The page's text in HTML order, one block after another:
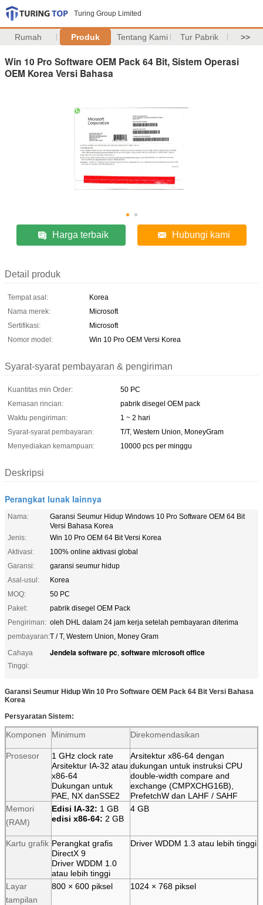
Turing Group Limited
Rumah Produk Tentang Kami Tur Pabrik >>
Win 10 Pro Software OEM Pack 64 Bit, Sistem Operasi
OEM Korea Versi Bahasa
Harga terbaik Hubungi kami
Detail produk
Tempat asal:
Korea
Nama merek:
Microsoft
Sertifikasi:
Microsoft
Nomor model:
Win 10 Pro OEM Versi Korea
Syarat-syarat pembayaran & pengiriman
Kuantitas min Order:
50 PC
Kemasan rincian:
pabrik disegel OEM pack
Waktu pengiriman:
1 ~ 2 hari
Syarat-syarat pembayaran:
T/T, Western Union, MoneyGram
Menyediakan kemampuan:
10000 pcs per minggu
Deskripsi
Perangkat lunak lainnya
Nama:
Garansi Seumur Hidup Windows 10 Pro Software OEM 64 Bit
Versi Bahasa Korea
Jenis:
Win 10 Pro OEM 64 Bit Versi Korea
Aktivasi:
100% online aktivasi global
Garansi:
garansi seumur hidup
Asal-usul:
Korea
MOQ:
50 PC
Paket:
pabrik disegel OEM Pack
Pengiriman: oleh DHL dalam 24 jam kerja setelah pembayaran diterima
pembayaran:T / T, Western Union, Money Gram
Cahaya
Tinggi:
Jendela software pc, software microsoft office
Garansi Seumur Hidup Win 10 Pro Software OEM Pack 64 Bit Versi Bahasa
Korea
Persyaratan Sistem:
Komponen Minimum Direkomendasikan
Prosesor
1 GHz clock rate
Arsitektur IA-32 atau
x86-64
Dukungan untuk
PAE, NX danSSE2
Arsitektur x86-64 dengan
dukungan untuk instruksi CPU
double-width compare and
exchange (CMPXCHG16B),
PrefetchW dan LAHF / SAHF
Memori
(RAM)
Edisi IA-32: 1 GB
edisi x86-64: 2 GB
4 GB
Kartu grafik Perangkat grafis
DirectX 9
Driver WDDM 1.0
atau lebih tinggi
Driver WDDM 1.3 atau lebih tinggi
Layar
tampilan
800 × 600 piksel 1024 × 768 piksel